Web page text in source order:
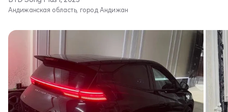
Андижанская область, город Андижан